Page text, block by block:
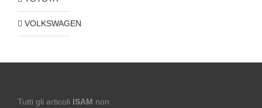
VOLKSWAGEN
Tutti gli articoli ISAM non